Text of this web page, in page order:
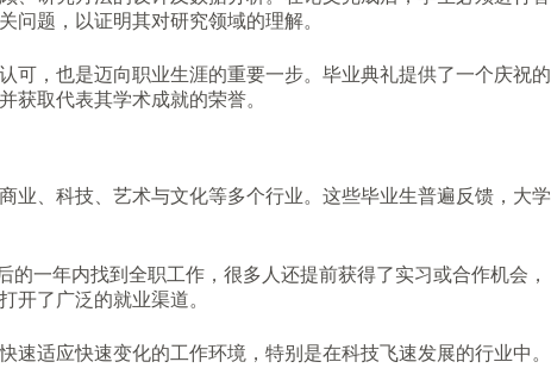
题，以证明其对研究领域的理解。
可，也是迈向职业生涯的重要一步。毕业典礼提供了一个庆祝的
获取代表其学术成就的荣誉。
业、科技、艺术与文化等多个行业。这些毕业生普遍反馈，大学
一年内找到全职工作，很多人还提前获得了实习或合作机会，
开了广泛的就业渠道。
适应快速变化的工作环境，特别是在科技飞速发展的行业中。